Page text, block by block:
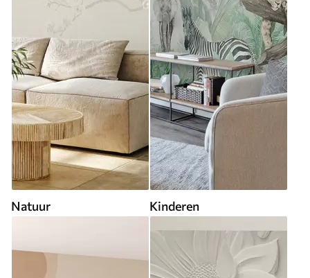
Natuur Kinderen